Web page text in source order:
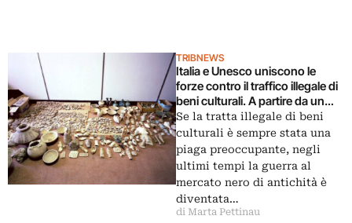
TRIBNEWS
Italia e Unesco uniscono le
forze contro il traffico illegale di
beni culturali. A partire da un
seminario di formazione per
funzionari dall’Albania
Se la tratta illegale di beni
culturali è sempre stata una
piaga preoccupante, negli
ultimi tempi la guerra al
mercato nero di antichità è
diventata…
di Marta Pettinau